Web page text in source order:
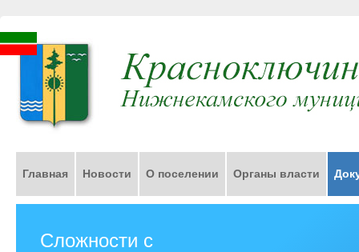
Главная Новости О поселении Органы власти
Сложности с